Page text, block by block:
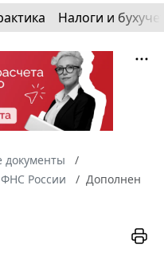
Налоги и
документы
России
Дополнен